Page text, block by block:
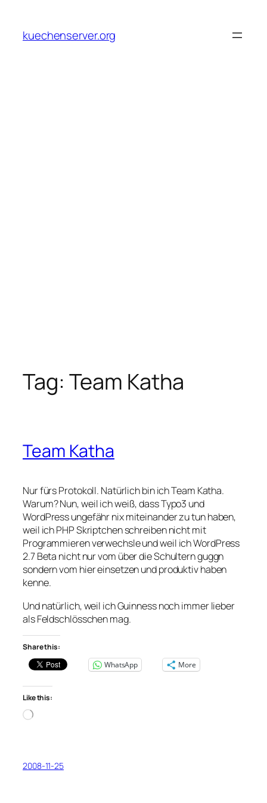
content
kuechenserver.org
Tag: Team Katha
Team Katha
Nur fürs Protokoll. Natürlich bin ich Team Katha.
Warum? Nun, weil ich weiß, dass Typo3 und
WordPress ungefähr nix miteinander zu tun haben,
weil ich PHP Skriptchen schreiben nicht mit
Programmieren verwechsle und weil ich WordPress
2.7 Beta nicht nur vom über die Schultern guggn
sondern vom hier einsetzen und produktiv haben
kenne.
Und natürlich, weil ich Guinness noch immer lieber
als Feldschlösschen mag.
Share this:
WhatsApp
More
Like this:
Loading…
2008-11-25